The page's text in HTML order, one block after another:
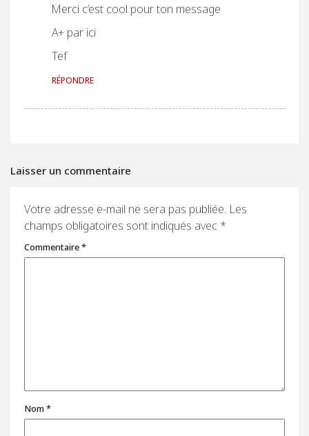
Merci c’est cool pour ton message
A+ par ici
Tef
RÉPONDRE
Laisser un commentaire
Votre adresse e-mail ne sera pas publiée. Les
champs obligatoires sont indiqués avec *
Commentaire*
Nom*